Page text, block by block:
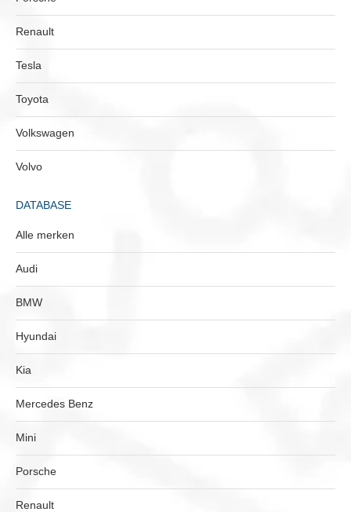
Renault
Tesla
Toyota
Volkswagen
Volvo
DATABASE
Alle merken
Audi
BMW
Hyundai
Kia
Mercedes Benz
Mini
Porsche
Renault